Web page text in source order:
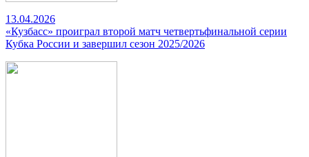
13.04.2026
«Кузбасс» проиграл второй матч четвертьфинальной серии
Кубка России и завершил сезон 2025/2026